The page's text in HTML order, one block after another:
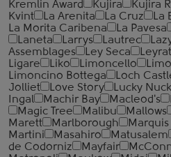
Kremlin Award
Kujira Kujira
Kvint
La Arenita La Cruz La
La Morita Caribena
La Pavesa
Laneta
Larrys Lautrec
Assemblages
Ley Seca Leyrat
Ligare
Liko Limoncello
Limoncino Bottega
Loch
Jolliet
Love Story Lucky
Ingal
Machir Bay Macleod's
Magic Tree
Malibu Mallows
Marett
Marlborough
Martini
Masahiro Matusalem
de Codorniz
Mayfair